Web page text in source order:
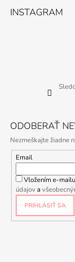
INSTAGRAM
ODOBERAŤ
Nezmeškajte žiadne
Email
Vložením e-
údajova
PRIHLÁSIŤ SA